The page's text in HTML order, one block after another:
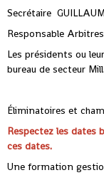
Secrétaire
Responsable
Les présidents ou
bureau de secteur
Éliminatoires et
Respectez les dates
ces dates.
Une formation